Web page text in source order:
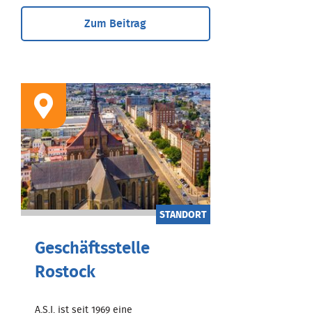
Zum Beitrag
STANDORT
Geschäftsstelle
Rostock
A.S.I. ist seit 1969 eine